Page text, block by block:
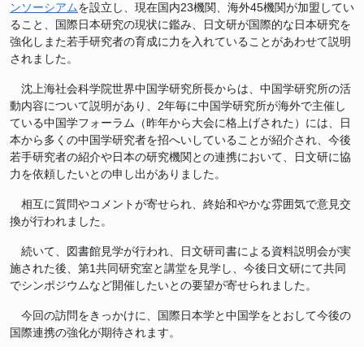
ンソーシアムを設立し、現在国内23機関、海外45機関が加盟してい
ること、国際日本研究の現状に鑑み、日文研が国際的な日本研究を
強化しまた若手研究者の育成に力を入れていることがあわせて説明
されました。
沈上海社会科学院世界中国学研究所長からは、中国学研究所の活
動内容について説明があり、2年毎に中国学研究所が海外で主催し
ている中国学フォーラム（昨年から大会に格上げされた）には、日
本から多くの中国学研究者を招へいしていることが紹介され、今後
若手研究者の紹介や日本の研究機関との連携において、日文研に協
力を依頼したいとの申し出がありました。
相互に質問やコメントが寄せられ、終始和やかな雰囲気で意見交
換が行われました。
続いて、図書館見学が行われ、日文研司書による資料説明会が実
施された後、第1共同研究室と講堂を見学し、今後日文研にて共同
でシンポジウムなど開催したいとの要望が寄せられました。
今回の訪問をきっかけに、国際日本学と中国学をとおして今後の
国際連携の強化が期待されます。